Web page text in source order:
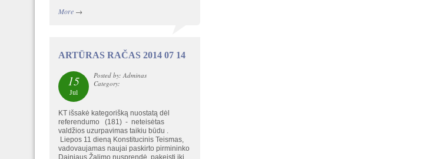
More→
ARTŪRAS RAČAS 2014 07 14
15
Jul
Posted by: Adminas
Category:
KT išsakė kategorišką nuostatą dėl
referendumo (181) - neteisėtas
valdžios uzurpavimas taikiu būdu .
Liepos 11 dieną Konstitucinis Teismas,
vadovaujamas naujai paskirto pirmininko
Dainiaus Žalimo nusprendė pakeisti iki